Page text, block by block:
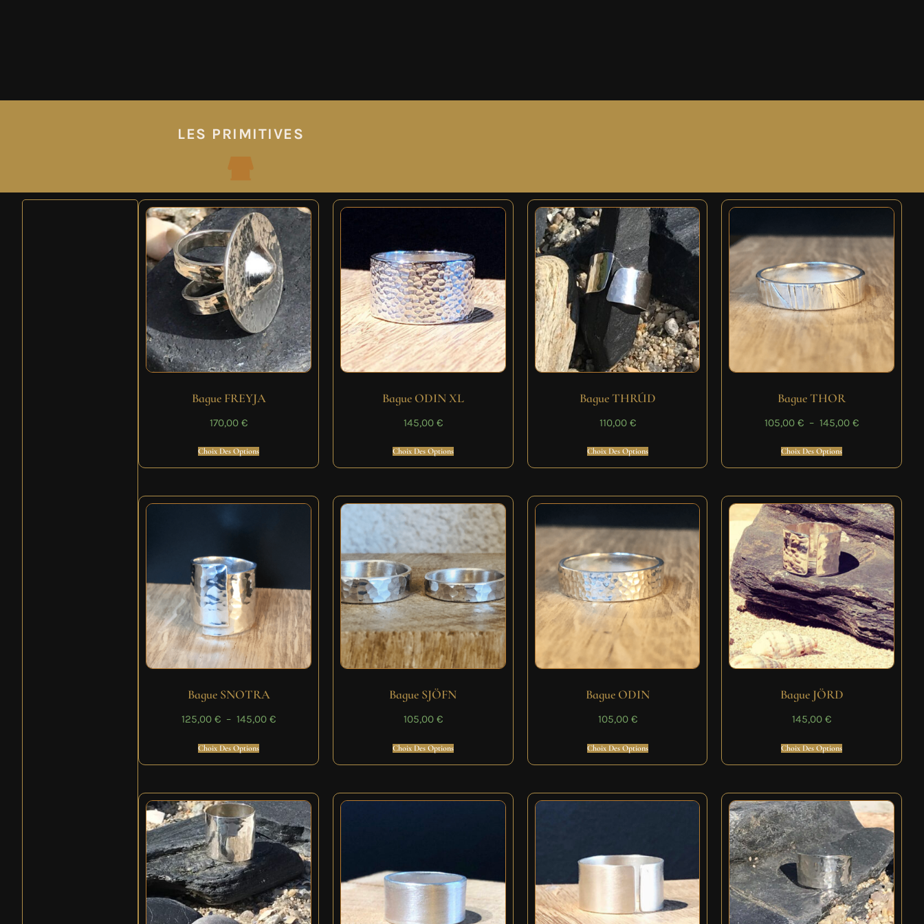
LES PRIMITIVES
Bague FREYJA
170,00€
Choix Des Options
Bague ODIN XL
145,00 €
Choix Des Options
Bague THRÚD
110,00 €
Choix Des Options
Bague THOR
105,00€ – 145,00€
Choix Des Options
Bague SNOTRA
125,00€ – 145,00€
Choix Des Options
Bague SJÖFN
105,00 €
Choix Des Options
Bague ODIN
105,00 €
Choix Des Options
Bague JÖRD
145,00€
Choix Des Options